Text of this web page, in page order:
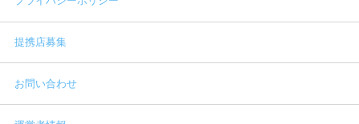
提携店募集
お問い合わせ